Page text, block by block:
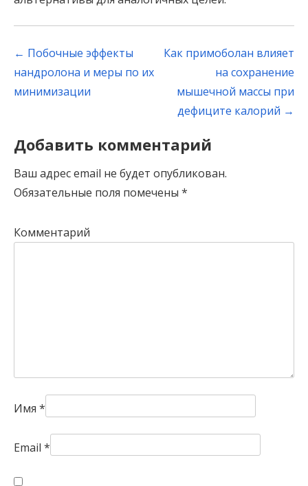
Post
navigation
← Побочные эффекты
нандролона и меры по их
минимизации
Как примоболан влияет
на сохранение
мышечной массы при
дефиците калорий →
Добавить комментарий
Ваш адрес email не будет опубликован.
Обязательные поля помечены *
Комментарий
Имя *
Email *